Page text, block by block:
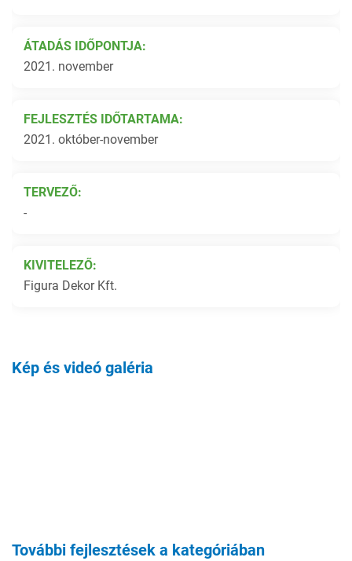
ÁTADÁS IDŐPONTJA:
2021. november
FEJLESZTÉS IDŐTARTAMA:
2021. október-november
TERVEZŐ:
-
KIVITELEZŐ:
Figura Dekor Kft.
Kép és videó galéria
További fejlesztések a kategóriában